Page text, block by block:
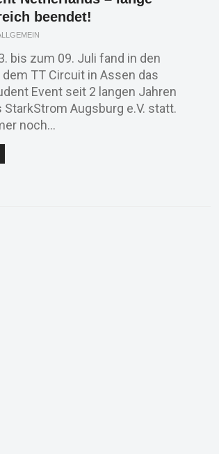
beendet!
bis zum 09. Juli fand in den
TT Circuit in Assen das
Event seit 2 langen Jahren
Augsburg e.V. statt.
noch...